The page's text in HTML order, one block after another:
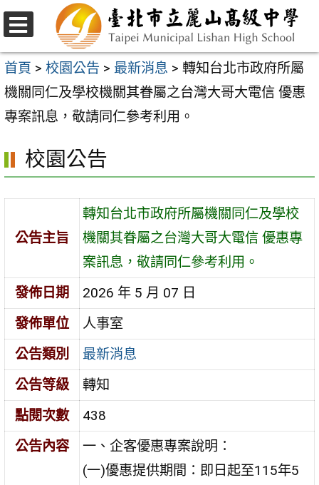
跳
至
主
要
內
區
選
單
首頁 > 校園公告 > 最新消息 > 轉知台北市政府所屬
機關同仁及學校機關其眷屬之台灣大哥大電信 優惠
專案訊息，敬請同仁參考利用。
校園公告
公告主旨
轉知台北市政府所屬機關同仁及學校
機關其眷屬之台灣大哥大電信 優惠專
案訊息，敬請同仁參考利用。
發佈日期
2026 年 5 月 07 日
發佈單位
人事室
公告類別
最新消息
公告等級
轉知
點閱次數
438
公告內容
一、企客優惠專案說明：
(一)優惠提供期間：即日起至115年5